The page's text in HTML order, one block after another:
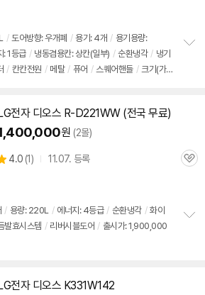
뷰
/ 도어방향: 우개폐 / 용기: 4개 / 용기용량:
: 1등급 / 냉동겸용칸: 상칸(일부) / 순환냉각 / 냉기
/ 칸칸전원 / 메탈 / 퓨어 / 스퀘어핸들 / 크기(가
전자 디오스 R-D221WW (전국 무료)
원 (2몰)
4.0 (상
뷰
1) 11.07. 등록
관
/ 용량: 220L / 에너지: 4등급 / 순환냉각 / 화이
발효시스템 / 리버시블도어 / 출시가: 1,900,000
전자 디오스 K331W142